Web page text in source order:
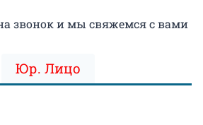
звонок и мы свяжемся с вами
Юр. Лицо